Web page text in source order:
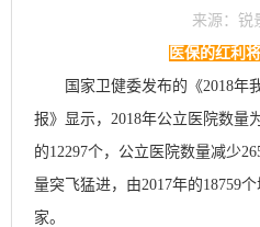
来源：锐
医保的红利
国家卫健委发布的《2018年
报》显示， 2018年公立医院数量
的12297个，公立医院数量减少
量突飞猛进，由2017年的18759个
家。